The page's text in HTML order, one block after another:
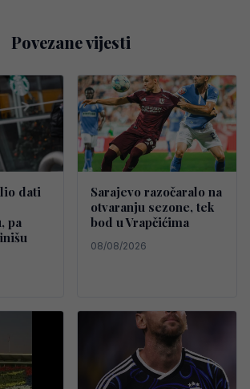
Povezane vijesti
dati
pa
Sarajevo razočaralo na
otvaranju sezone, tek
bod u Vrapčićima
08/08/2026